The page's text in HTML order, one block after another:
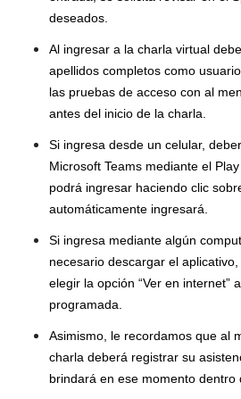
deseados.
Al ingresar a la charla virtual
apellidos completos como
las pruebas de acceso con al
antes del inicio de la charla.
Si ingresa desde un celular,
Microsoft Teams mediante el
podrá ingresar haciendo clic
automáticamente ingresará.
Si ingresa mediante algún
necesario descargar el
elegir la opción “Ver en internet”
programada.
Asimismo, le recordamos que al
charla deberá registrar su
brindará en ese momento dentro